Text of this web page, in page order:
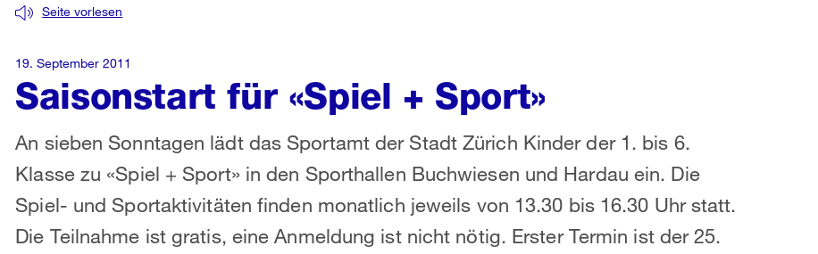
Saisonstart für «Spiel + Sport»
Seite vorlesen
An sieben Sonntagen lädt das Sportamt der Stadt Zürich Kinder der 1. bis 6.
Klasse zu «Spiel + Sport» in den Sporthallen Buchwiesen und Hardau ein. Die
Spiel- und Sportaktivitäten finden monatlich jeweils von 13.30 bis 16.30 Uhr statt.
Die Teilnahme ist gratis, eine Anmeldung ist nicht nötig. Erster Termin ist der 25.
19. September 2011